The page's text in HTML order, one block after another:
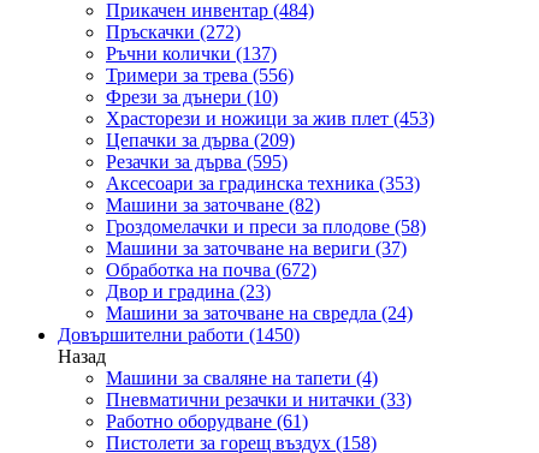
Прикачен инвентар (484)
Пръскачки (272)
Ръчни колички (137)
Тримери за трева (556)
Фрези за дънери (10)
Храсторези и ножици за жив плет (453)
Цепачки за дърва (209)
Резачки за дърва (595)
Аксесоари за градинска техника (353)
Машини за заточване (82)
Гроздомелачки и преси за плодове (58)
Машини за заточване на вериги (37)
Обработка на почва (672)
Двор и градина (23)
Машини за заточване на свредла (24)
Довършителни работи (1450)
Назад
Машини за сваляне на тапети (4)
Пневматични резачки и нитачки (33)
Работно оборудване (61)
Пистолети за горещ въздух (158)